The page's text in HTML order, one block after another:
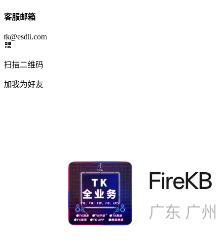
客服邮箱
tk@esdli.com
扫描二维码
加我为好友